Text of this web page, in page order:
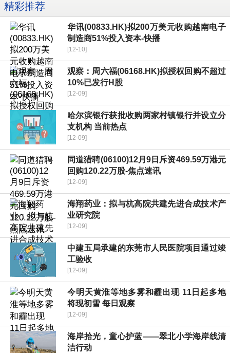
精彩推荐
华讯(00833.HK)拟200万美元收购越南电子
制造商51%投入资本-快播
[12-10]
观察：周六福(06168.HK)拟授权回购不超过
10%已发行H股
[12-09]
哈尔滨银行获批收购两家村镇银行并设立分
支机构 当前热点
[12-09]
同道猎聘(06100)12月9日斥资469.59万港元
回购120.22万股-焦点速讯
[12-09]
海翔药业：拟与杭高院共建先进合成技术产
业研究院
[12-09]
中建五局承建的东莞市人民医院项目通过竣
工验收
[12-09]
今明天黄淮等地多雾和霾出现 11日起多地
将现初雪 每日观察
[12-09]
海岸拾光，童心护蓝——翠北小学海岸线清
洁行动